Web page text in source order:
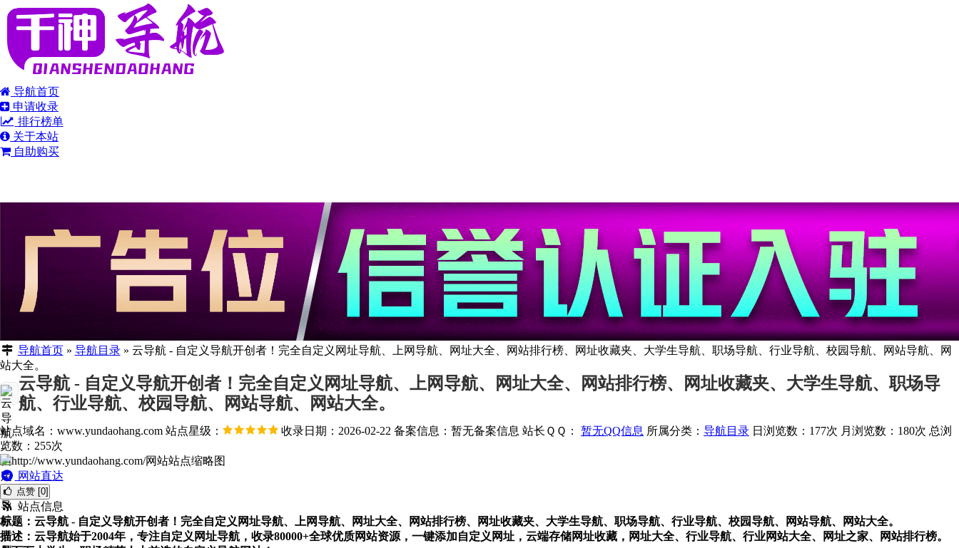
导航首页
申请收录
排行榜单
关于本站
自助购买
导航首页» 导航目录» 云导航 - 自定义导航开创者！完全自定义网址导航、上网导航、网址大全、网站排行榜、网址收藏夹、大学生导航、职场导航、行业导航、校园导航、网站导航、网
站大全。
云导航 - 自定义导航开创者！完全自定义网址导航、上网导航、网址大全、网站排行榜、网址收藏夹、大学生导航、职场导
航、行业导航、校园导航、网站导航、网站大全。
站点域名：www.yundaohang.com 站点星级： 收录日期：2026-02-22 备案信息： 暂无备案信息 站长ＱＱ： 暂无QQ信息 所属分类： 导航目录 日浏览数：177次 月浏览数：180次 总浏
览数：255次
网站直达
点赞 [0]
站点信息
标题：云导航 - 自定义导航开创者！完全自定义网址导航、上网导航、网址大全、网站排行榜、网址收藏夹、大学生导航、职场导航、行业导航、校园导航、网站导航、网站大全。
描述：云导航始于2004年，专注自定义网址导航，收录80000+全球优质网站资源，一键添加自定义网址，云端存储网址收藏，网址大全、行业导航、行业网站大全、网址之家、网站排行榜。